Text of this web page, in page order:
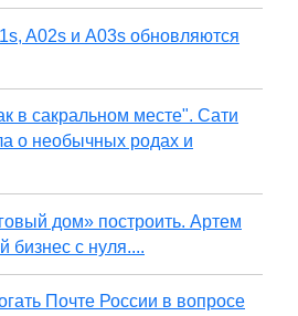
A02s и A03s обновляются
в сакральном месте". Сати
о необычных родах и
дом» построить. Артем
бизнес с нуля....
Почте России в вопросе